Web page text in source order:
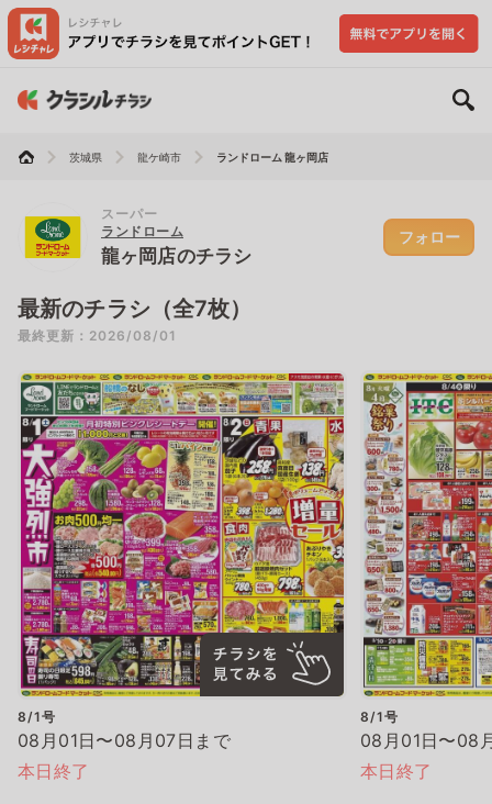
茨城県 龍ケ崎市 ランドローム 龍ヶ岡店
スーパー
ランドローム
龍ヶ岡店のチラシ
フォロー
最新のチラシ（全7枚）
最終更新：2026/08/01
8/1号
08月01日〜08月07日まで
本日終了
8/1号
08月01日〜08
本日終了